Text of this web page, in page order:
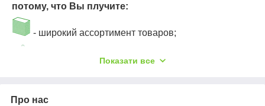
потому, что Вы плучите:
- широкий ассортимент товаров;
- отличное качество товаров по приемлемой
- дуже якісно і надійно упакуємо Ваше
Показати все
Про нас